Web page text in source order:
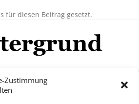
Zustimmung
für diesen Beitrag gesetzt.